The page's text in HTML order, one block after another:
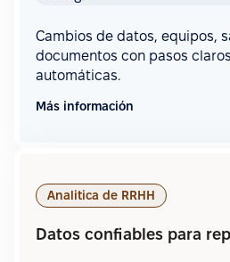
Cambios de datos, equipos,
documentos con pasos
automáticas.
Más información
Analitica de RRHH
Datos confiables para